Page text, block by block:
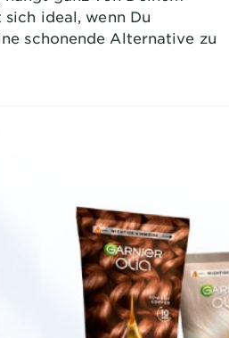
ideal, wenn Du
schonende Alternative zu